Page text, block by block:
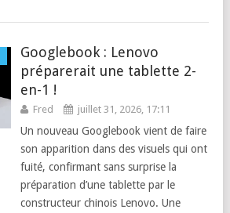
Googlebook : Lenovo
préparerait une tablette 2-
en-1 !
Fred juillet 31, 2026, 17:11
Un nouveau Googlebook vient de faire
son apparition dans des visuels qui ont
fuité, confirmant sans surprise la
préparation d’une tablette par le
constructeur chinois Lenovo. Une